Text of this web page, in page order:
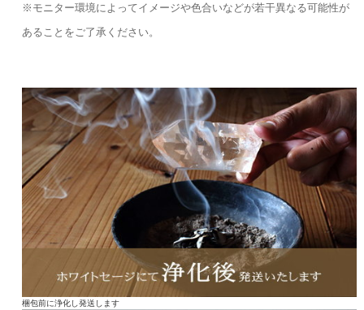
※モニター環境によってイメージや色合いなどが若干異なる可能性が
あることをご了承ください。
梱包前に浄化し発送します